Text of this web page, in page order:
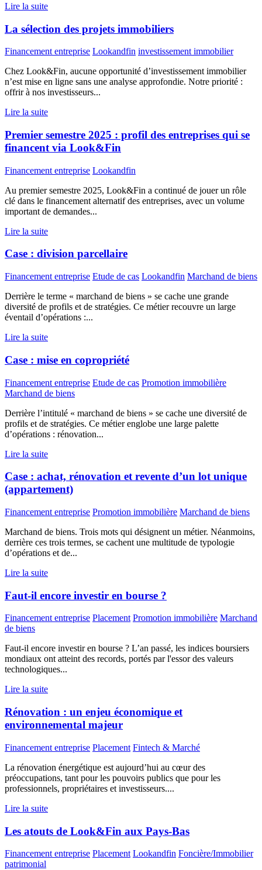
Lire la suite
La sélection des projets immobiliers
Financement entreprise Lookandfin investissement immobilier
Chez Look&Fin, aucune opportunité d’investissement immobilier
n’est mise en ligne sans une analyse approfondie. Notre priorité :
offrir à nos investisseurs...
Lire la suite
Premier semestre 2025 : profil des entreprises qui se
financent via Look&Fin
Financement entreprise Lookandfin
Au premier semestre 2025, Look&Fin a continué de jouer un rôle
clé dans le financement alternatif des entreprises, avec un volume
important de demandes...
Lire la suite
Case : division parcellaire
Financement entreprise Etude de cas Lookandfin Marchand de biens
Derrière le terme « marchand de biens » se cache une grande
diversité de profils et de stratégies. Ce métier recouvre un large
éventail d’opérations :...
Lire la suite
Case : mise en copropriété
Financement entreprise Etude de cas Promotion immobilière
Marchand de biens
Derrière l’intitulé « marchand de biens » se cache une diversité de
profils et de stratégies. Ce métier englobe une large palette
d’opérations : rénovation...
Lire la suite
Case : achat, rénovation et revente d’un lot unique
(appartement)
Financement entreprise Promotion immobilière Marchand de biens
Marchand de biens. Trois mots qui désignent un métier. Néanmoins,
derrière ces trois termes, se cachent une multitude de typologie
d’opérations et de...
Lire la suite
Faut-il encore investir en bourse ?
Financement entreprise Placement Promotion immobilière Marchand
de biens
Faut-il encore investir en bourse ? L’an passé, les indices boursiers
mondiaux ont atteint des records, portés par l'essor des valeurs
technologiques...
Lire la suite
Rénovation : un enjeu économique et
environnemental majeur
Financement entreprise Placement Fintech & Marché
La rénovation énergétique est aujourd’hui au cœur des
préoccupations, tant pour les pouvoirs publics que pour les
professionnels, propriétaires et investisseurs....
Lire la suite
Les atouts de Look&Fin aux Pays-Bas
Financement entreprise Placement Lookandfin Foncière/Immobilier
patrimonial